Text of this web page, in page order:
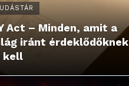
Act – Minden, amit a
iránt érdeklődőknek
kell